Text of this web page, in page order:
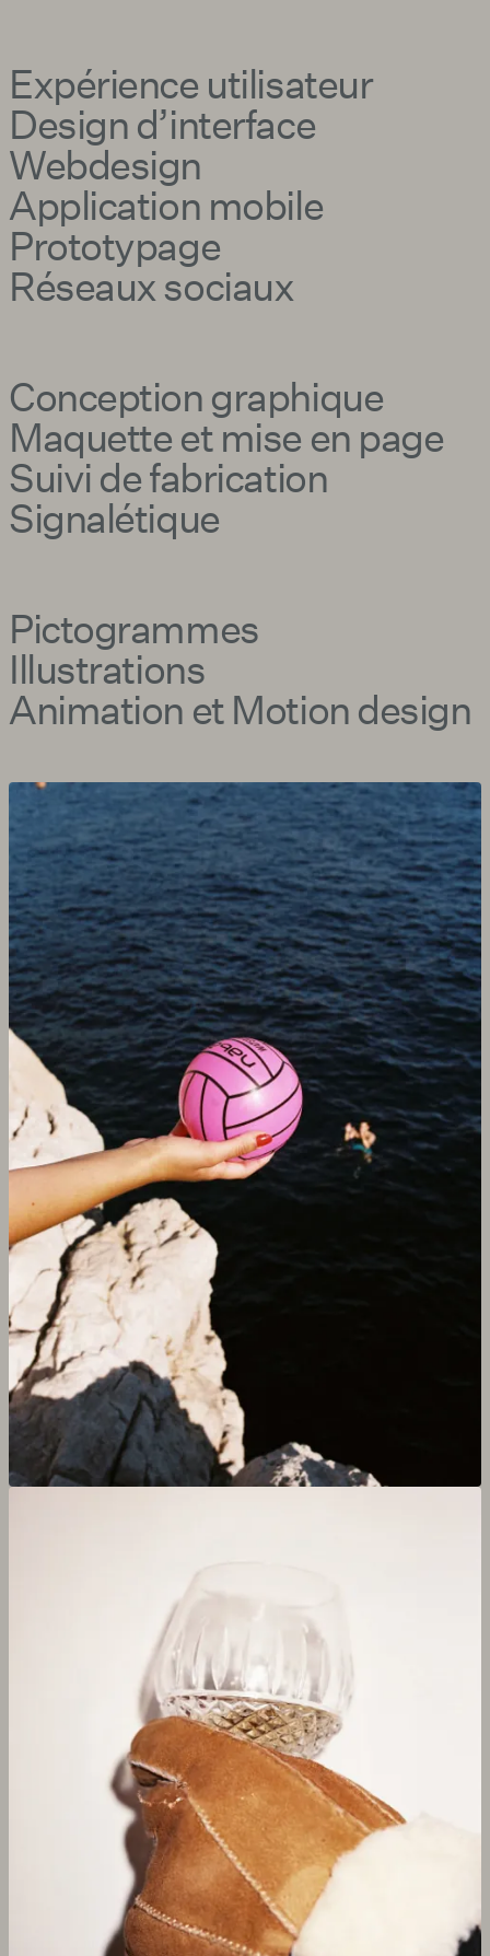
Expérience utilisateur
Design d’interface
Webdesign
Application mobile
Prototypage
Réseaux sociaux
Conception graphique
Maquette et mise en page
Suivi de fabrication
Signalétique
Pictogrammes
Illustrations
Animation et Motion design
Agrandir